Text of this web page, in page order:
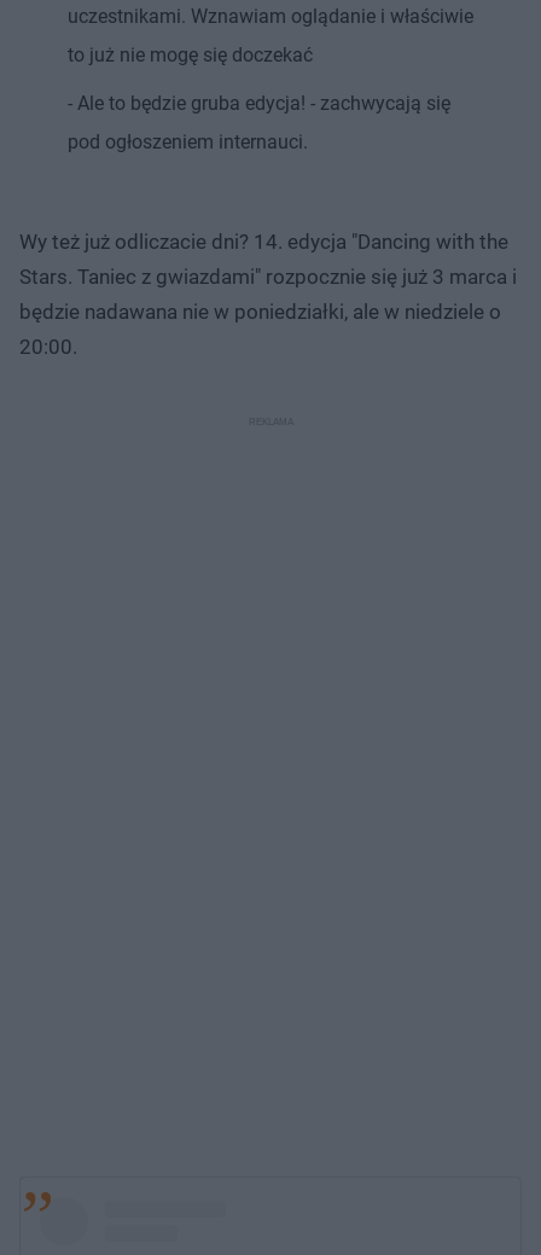
uczestnikami. Wznawiam oglądanie i właściwie
to już nie mogę się doczekać
- Ale to będzie gruba edycja! - zachwycają się
pod ogłoszeniem internauci.
Wy też już odliczacie dni? 14. edycja "Dancing with the
Stars. Taniec z gwiazdami" rozpocznie się już 3 marca i
będzie nadawana nie w poniedziałki, ale w niedziele o
20:00.